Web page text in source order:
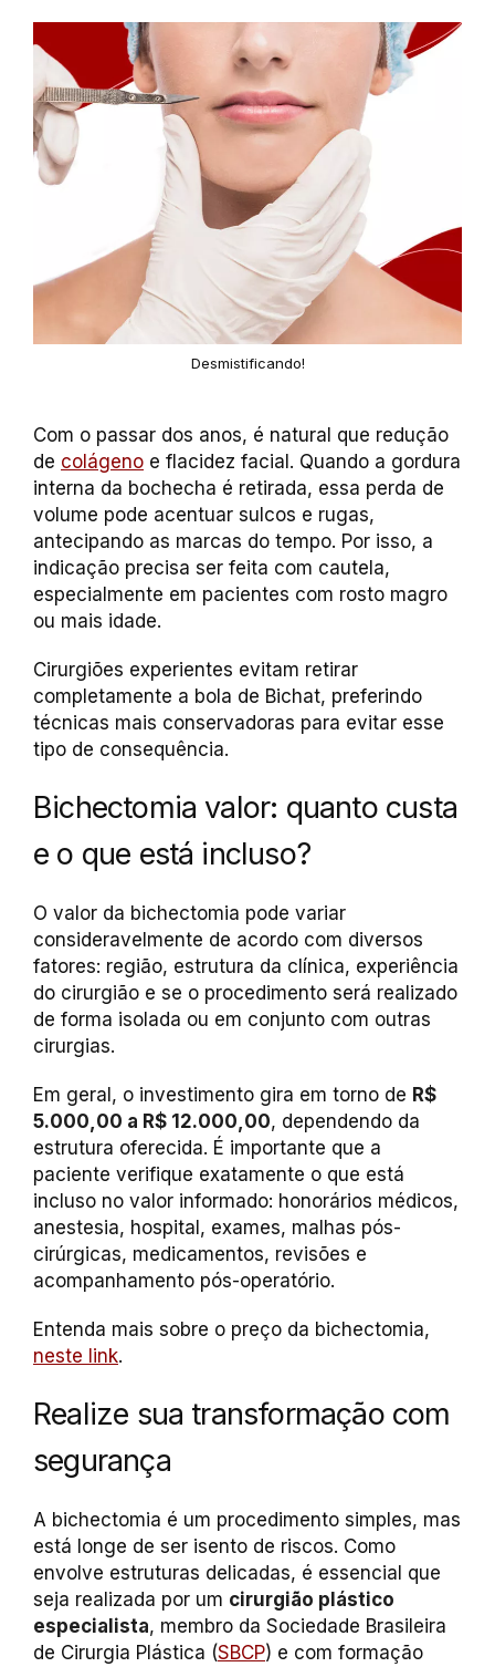
Desmistificando!
Com o passar dos anos, é natural que redução
de colágeno e flacidez facial. Quando a gordura
interna da bochecha é retirada, essa perda de
volume pode acentuar sulcos e rugas,
antecipando as marcas do tempo. Por isso, a
indicação precisa ser feita com cautela,
especialmente em pacientes com rosto magro
ou mais idade.
Cirurgiões experientes evitam retirar
completamente a bola de Bichat, preferindo
técnicas mais conservadoras para evitar esse
tipo de consequência.
Bichectomia valor: quanto custa
e o que está incluso?
O valor da bichectomia pode variar
consideravelmente de acordo com diversos
fatores: região, estrutura da clínica, experiência
do cirurgião e se o procedimento será realizado
de forma isolada ou em conjunto com outras
cirurgias.
Em geral, o investimento gira em torno de R$
5.000,00 a R$ 12.000,00, dependendo da
estrutura oferecida. É importante que a
paciente verifique exatamente o que está
incluso no valor informado: honorários médicos,
anestesia, hospital, exames, malhas pós-
cirúrgicas, medicamentos, revisões e
acompanhamento pós-operatório.
Entenda mais sobre o preço da bichectomia,
neste link.
Realize sua transformação com
segurança
A bichectomia é um procedimento simples, mas
está longe de ser isento de riscos. Como
envolve estruturas delicadas, é essencial que
seja realizada por um cirurgião plástico
especialista, membro da Sociedade Brasileira
de Cirurgia Plástica (SBCP) e com formação